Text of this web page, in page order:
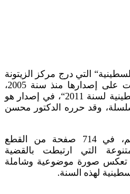
التي درج مركز الزيتونة
للدراسات والاستشارات في بيروت على إصدارها منذ سنة 2005،
أصدر المركز كتابه ”الوثائق الفلسطينية لسنة 2011“، في إصدار هو
وقد حرره الدكتور محسن
ويحوي الكتاب 339 وثيقة، ترسم، في 714 صفحة من القطع
التي ارتبطت بالقضية
في سنة 2011، بحيث تعكس صورة موضوعية وشاملة
لهذه السنة.